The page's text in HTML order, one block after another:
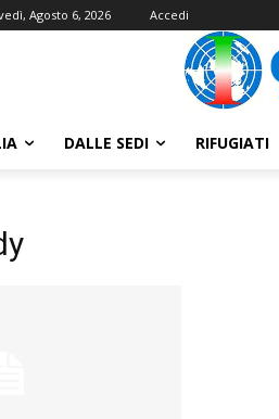
Agosto 6, 2026 Accedi
DALLE SEDI RIFUGIATI